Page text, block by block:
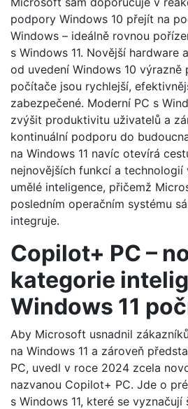
podpory Windows 10 přejít na
Windows – ideálně rovnou
s Windows 11. Novější hardware
od uvedení Windows 10 výrazně
počítače jsou rychlejší,
zabezpečené. Moderní PC s
zvýšit produktivitu uživatelů a
kontinuální podporu do
na Windows 11 navíc otevírá
nejnovějších funkcí a technologií
umělé inteligence, přičemž
posledním operačním systému
integruje.
Copilot+ PC –
kategorie
Windows 11
Aby Microsoft usnadnil
na Windows 11 a zároveň
PC, uvedl v roce 2024 zcela
nazvanou Copilot+ PC. Jde o
s Windows 11, které se